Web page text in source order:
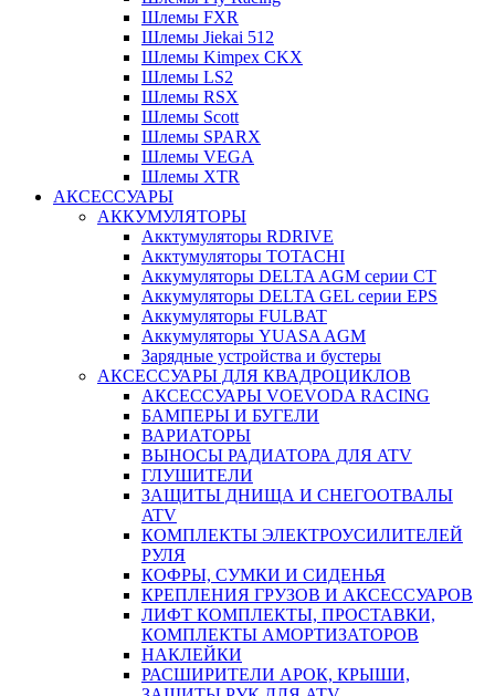
Шлемы FXR
Шлемы Jiekai 512
Шлемы Kimpex CKX
Шлемы LS2
Шлемы RSX
Шлемы Scott
Шлемы SPARX
Шлемы VEGA
Шлемы XTR
АКСЕССУАРЫ
АККУМУЛЯТОРЫ
Акктумуляторы RDRIVE
Акктумуляторы TOTACHI
Аккумуляторы DELTA AGM серии CT
Аккумуляторы DELTA GEL серии EPS
Аккумуляторы FULBAT
Аккумуляторы YUASA AGM
Зарядные устройства и бустеры
АКСЕССУАРЫ ДЛЯ КВАДРОЦИКЛОВ
АКСЕССУАРЫ VOEVODA RACING
БАМПЕРЫ И БУГЕЛИ
ВАРИАТОРЫ
ВЫНОСЫ РАДИАТОРА ДЛЯ ATV
ГЛУШИТЕЛИ
ЗАЩИТЫ ДНИЩА И СНЕГООТВАЛЫ
ATV
КОМПЛЕКТЫ ЭЛЕКТРОУСИЛИТЕЛЕЙ
РУЛЯ
КОФРЫ, СУМКИ И СИДЕНЬЯ
КРЕПЛЕНИЯ ГРУЗОВ И АКСЕССУАРОВ
ЛИФТ КОМПЛЕКТЫ, ПРОСТАВКИ,
КОМПЛЕКТЫ АМОРТИЗАТОРОВ
НАКЛЕЙКИ
РАСШИРИТЕЛИ АРОК, КРЫШИ,